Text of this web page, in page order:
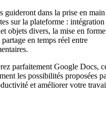
guideront dans la prise en main
sur la plateforme : intégration
objets divers, la mise en forme
en temps réel entre
parfaitement Google Docs,
les possibilités proposées
et améliorer votre